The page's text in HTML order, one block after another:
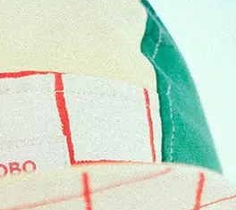
CONTACT
PRESSE & PARTENARIATS